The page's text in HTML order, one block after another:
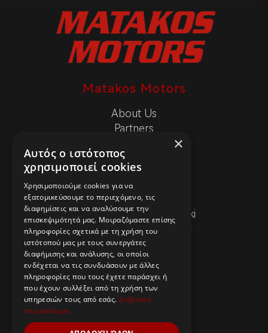
Matakos Motors
About Us
Partners
Contact
+30 2310548022
Lagkada 120, Thessaloniki
info@matakosmotors.gr
Useful Pages
Privacy Policy
Cookies Policy
×
Αυτός ο ιστότοπος
χρησιμοποιεί cookies
Χρησιμοποιούμε cookies για να
εξατομικεύσουμε το περιεχόμενο, τις
διαφημίσεις και να αναλύσουμε την
επισκεψιμότητά μας. Μοιραζόμαστε επίσης
πληροφορίες σχετικά με τη χρήση του
ιστότοπού μας με τους συνεργάτες
διαφήμισης και ανάλυσης, οι οποίοι
ενδέχεται να τις συνδυάσουν με άλλες
πληροφορίες που τους έχετε παράσχει ή
που έχουν συλλέξει από τη χρήση των
υπηρεσιών τους από εσάς. Διαβάστε
περισσότερα